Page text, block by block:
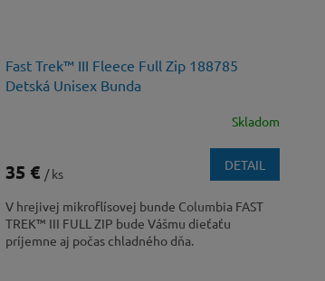
Fast Trek™ III Fleece Full Zip 188785
Detská Unisex Bunda
Skladom
35 € / ks
DETAIL
V hrejivej mikroflísovej bunde Columbia FAST
TREK™ III FULL ZIP bude Vášmu dieťaťu
príjemne aj počas chladného dňa.